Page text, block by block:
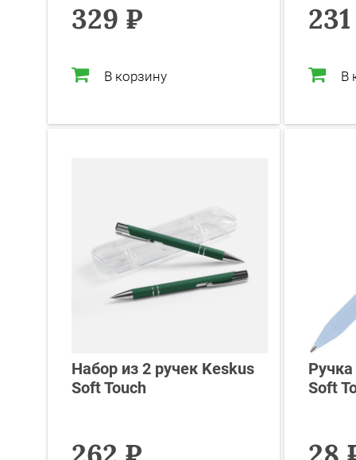
329 ₽
В корзину В
Набор из 2 ручек Keskus
Soft Touch
Soft